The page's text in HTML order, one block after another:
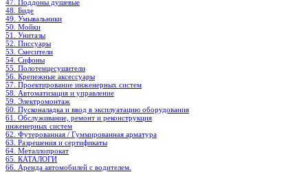
47. Поддоны душевые
48. Биде
49. Умывальники
50. Мойки
51. Унитазы
52. Писсуары
53. Смесители
54. Сифоны
55. Полотенцесушители
56. Крепежные аксессуары
57. Проектирование инженерных систем
58. Автоматизация и управление
59. Электромонтаж
60. Пусконаладка и ввод в эксплуатацию оборудования
61. Обслуживание, ремонт и реконструкция
инженерных систем
62. Футерованная / Гуммированная арматура
63. Разрешения и сертификаты
64. Металлопрокат
65. КАТАЛОГИ
66. Аренда автомобилей с водителем.